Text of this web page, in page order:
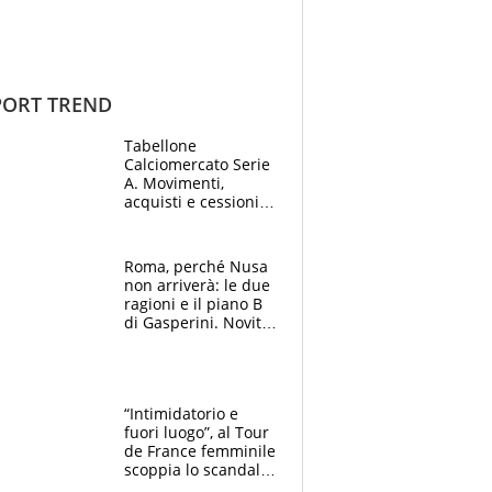
TREND
Tabellone
Calciomercato Serie
A. Movimenti,
acquisti e cessioni:
Roma, perché Nusa
non arriverà: le due
ragioni e il piano B
di Gasperini. Novità
“Intimidatorio e
fuori luogo”, al Tour
de France femminile
scoppia lo scandalo: